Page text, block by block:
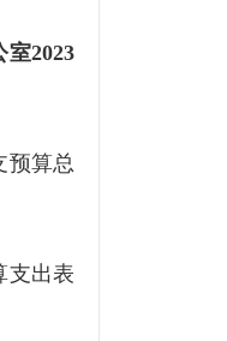
室2023
预算总
支出表